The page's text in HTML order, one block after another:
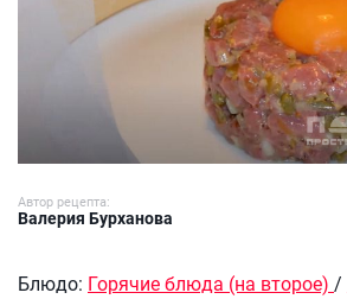
Автор рецепта:
Валерия Бурханова
Блюдо: Горячие блюда (на второе) /